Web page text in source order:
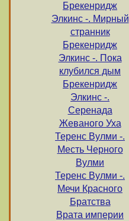
Брекенридж
Элкинс -. Мирный
странник
Брекенридж
Элкинс -. Пока
клубился дым
Брекенридж
Элкинс -.
Серенада
Жеваного Уха
Теренс Вулми -.
Месть Черного
Вулми
Теренс Вулми -.
Мечи Красного
Братства
Врата империи